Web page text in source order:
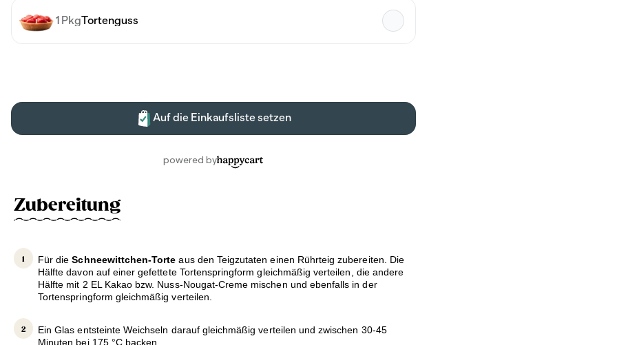
Zubereitung
Für dieSchneewittchen-Torteaus den Teigzutaten einen Rührteig zubereiten. Die
Hälfte davon auf einer gefettete Tortenspringform gleichmäßig verteilen, die andere
Hälfte mit 2 EL Kakao bzw. Nuss-Nougat-Creme mischen und ebenfalls in der
Tortenspringform gleichmäßig verteilen.
Ein Glas entsteinte Weichseln darauf gleichmäßig verteilen und zwischen 30-45
Minuten bei 175 °C backen.